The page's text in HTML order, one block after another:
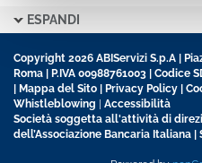
ESPANDI
Copyright 2026 ABIServizi S.p.A |
Roma | P.IVA 00988761003 | Codice
Mappa del Sito Privacy Policy
Whistleblowing
Accessibilità
Società soggetta all'attività di
dell’Associazione Bancaria Italiana